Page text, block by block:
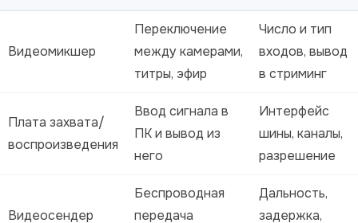
Видеомикшер
Переключение
между камерами,
титры, эфир
Число и тип
входов, вывод
в стриминг
Плата захвата/
воспроизведения
Ввод сигнала в
ПК и вывод из
него
Интерфейс
шины, каналы,
разрешение
Видеосендер
Беспроводная
передача
Дальность,
задержка,